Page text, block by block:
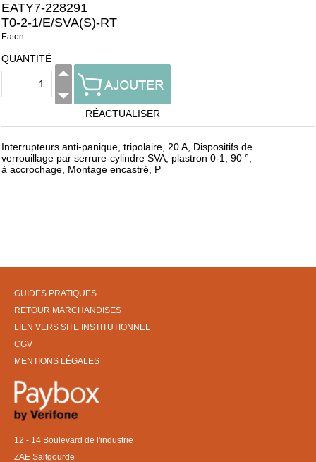
EATY7-228291
T0-2-1/E/SVA(S)-RT
Eaton
QUANTITÉ
RÉACTUALISER
Interrupteurs anti-panique, tripolaire, 20 A, Dispositifs de
verrouillage par serrure-cylindre SVA, plastron 0-1, 90 °,
à accrochage, Montage encastré, P
GUIDES PRATIQUES
RETOUR MARCHANDISES
LIEN VERS SITE INSTITUTIONNEL
CGV
MENTIONS LÉGALES
12 - 14 Boulevard de l'industrie
ZAE Saltgourde